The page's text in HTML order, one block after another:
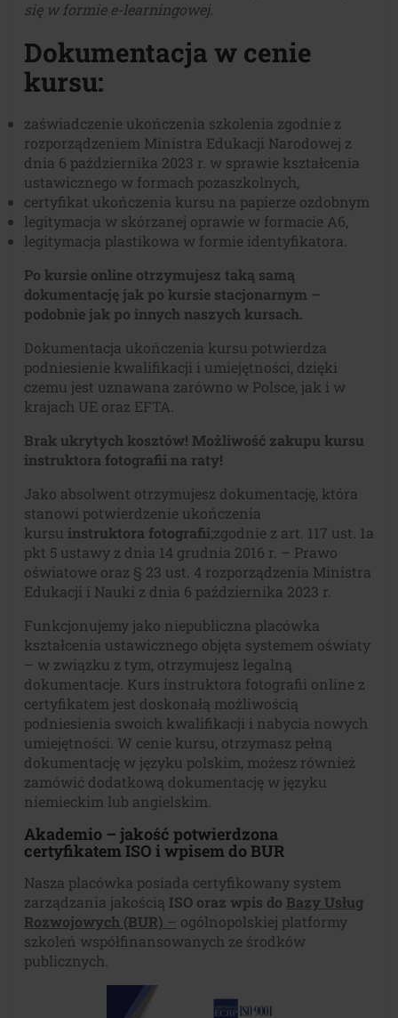
się w formie e-learningowej.
Dokumentacja w cenie
kursu:
zaświadczenie ukończenia szkolenia zgodnie z
rozporządzeniem Ministra Edukacji Narodowej z
dnia 6 października 2023 r. w sprawie kształcenia
ustawicznego w formach pozaszkolnych,
certyfikat ukończenia kursu na papierze ozdobnym
legitymacja w skórzanej oprawie w formacie A6,
legitymacja plastikowa w formie identyfikatora.
Po kursie online otrzymujesz taką samą
dokumentację jak po kursie stacjonarnym –
podobnie jak po innych naszych kursach.
Dokumentacja ukończenia kursu potwierdza
podniesienie kwalifikacji i umiejętności, dzięki
czemu jest uznawana zarówno w Polsce, jak i w
krajach UE oraz EFTA.
Brak ukrytych kosztów! Możliwość zakupu kursu
instruktora fotografii na raty!
Jako absolwent otrzymujesz dokumentację, która
stanowi potwierdzenie ukończenia
kursu instruktora fotografii;zgodnie z art. 117 ust. 1a
pkt 5 ustawy z dnia 14 grudnia 2016 r. – Prawo
oświatowe oraz § 23 ust. 4 rozporządzenia Ministra
Edukacji i Nauki z dnia 6 października 2023 r.
Funkcjonujemy jako niepubliczna placówka
kształcenia ustawicznego objęta systemem oświaty
– w związku z tym, otrzymujesz legalną
dokumentacje. Kurs instruktora fotografii online z
certyfikatem jest doskonałą możliwością
podniesienia swoich kwalifikacji i nabycia nowych
umiejętności. W cenie kursu, otrzymasz pełną
dokumentację w języku polskim, możesz również
zamówić dodatkową dokumentację w języku
niemieckim lub angielskim.
Akademio – jakość potwierdzona
certyfikatem ISO i wpisem do BUR
Nasza placówka posiada certyfikowany system
zarządzania jakością ISO oraz wpis do Bazy Usług
Rozwojowych (BUR) – ogólnopolskiej platformy
szkoleń współfinansowanych ze środków
publicznych.